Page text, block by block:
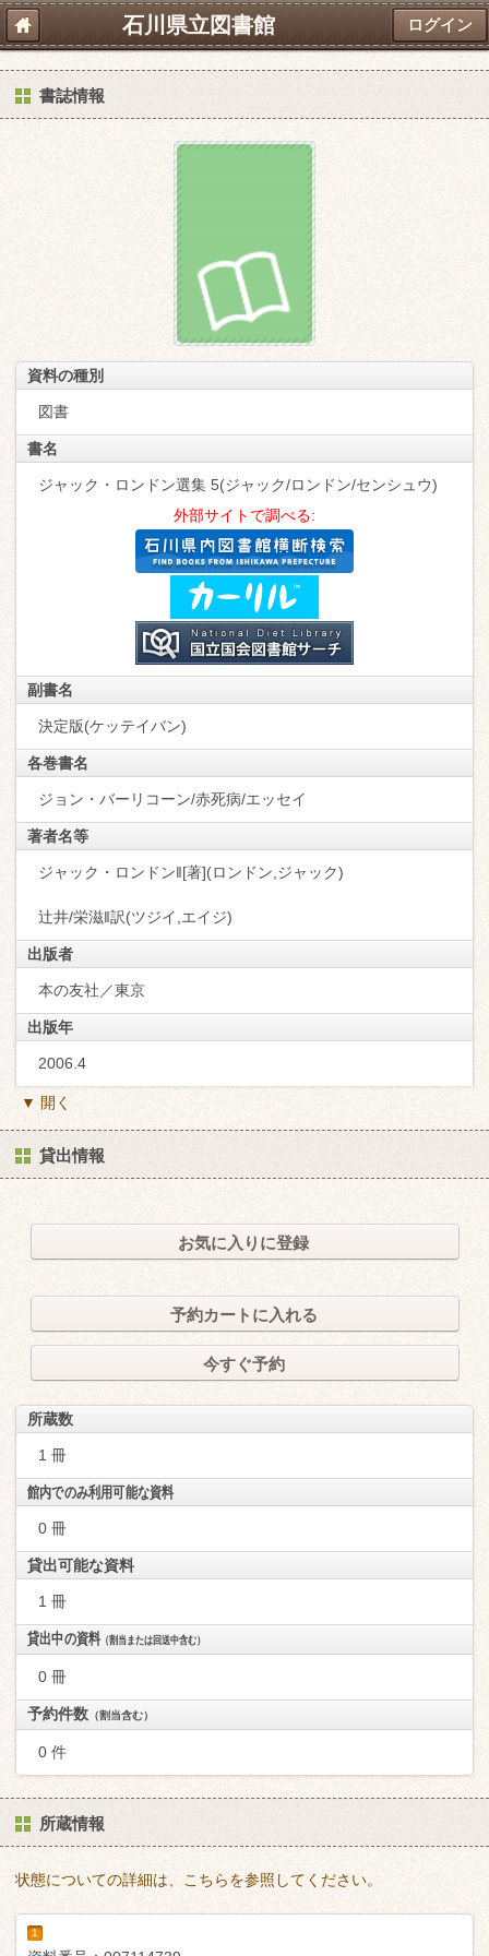
石川県立図書館 ログイン
書誌情報
資料の種別
図書
書名
ジャック・ロンドン選集 5(ジャック/ロンドン/センシュウ)
外部サイトで調べる:
副書名
決定版(ケッテイバン)
各巻書名
ジョン・バーリコーン/赤死病/エッセイ
著者名等
ジャック・ロンドン‖[著](ロンドン,ジャック)
辻井/栄滋‖訳(ツジイ,エイジ)
出版者
本の友社／東京
出版年
2006.4
▼ 開く
貸出情報
お気に入りに登録
予約カートに入れる
今すぐ予約
所蔵数
1 冊
館内でのみ利用可能な資料
0 冊
貸出可能な資料
1 冊
貸出中の資料（割当または回送中含む）
0 冊
予約件数 （割当含む）
0 件
所蔵情報
状態についての詳細は、こちらを参照してください。
1